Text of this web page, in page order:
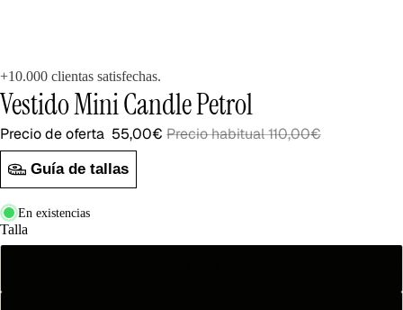
+10.000 clientas satisfechas.
Vestido Mini Candle Petrol
Precio de oferta 55,00€ Precio habitual110,00€
Guía de tallas
En existencias
Talla